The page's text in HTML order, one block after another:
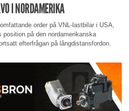
I NORDAMERIKA
order på VNL-lastbilar i USA,
på den nordamerikanska
efterfrågan på långdistansfordon.